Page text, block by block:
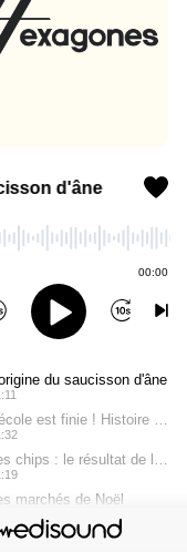
car elle s'appuie
comme magasin
pour Mac au
un abonnement
vaut à Setapp d'être
aux applications iOS